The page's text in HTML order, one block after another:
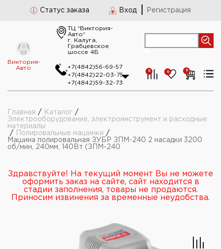
Статус заказа Вход Регистрация
Виктория-
Авто
ТЦ “Виктория-
Авто“
г. Калуга,
Грабцевское
шоссе 4Б
+7(4842)56-69-57
+7(4842)22-03-75
+7(4842)59-32-73
0 0 0
Главная / Каталог /
Электрооборудование, электроинструмент и расходные
материалы
/
Полировальные машинки /
Машина полировальная ЗУБР ЗПМ-240 2 насадки 3200
об/мин, 240мм, 140Вт (ЗПМ-240
Здравствуйте! На текущий момент Вы не можете
оформить заказ на сайте, сайт находится в
стадии заполнения, товары не продаются.
Приносим извинения за временные неудобства.